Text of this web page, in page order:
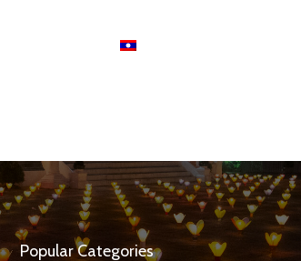
Popular Categories